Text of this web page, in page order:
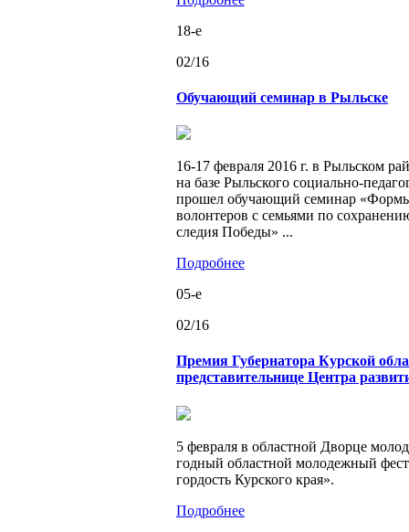
18-e
02/16
Обучающий семинар в Рыльске
16-17 фев­ра­ля 2016 г. в Рыль­ском
на базе Рыль­ско­го со­ци­аль­но-
про­шел обу­ча­ю­щий се­ми­нар
во­лон­те­ров с се­мья­ми по
сле­дия По­бе­ды» ...
Подробнее
05-e
02/16
Премия Губернатора Курской
представительнице Центра
5 фев­ра­ля в об­ласт­ной Двор­це
год­ный об­ласт­ной мо­ло­деж­ный
гор­дость Кур­ско­го края».
Подробнее